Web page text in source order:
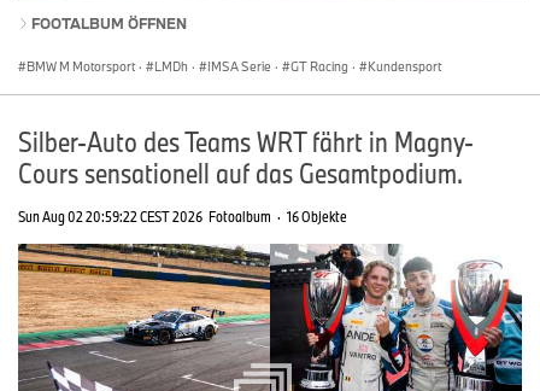
FOOTALBUM ÖFFNEN
BMW M Motorsport · LMDh · IMSA Serie · GT Racing · Kundensport
Silber-Auto des Teams WRT fährt in Magny-
Cours sensationell auf das Gesamtpodium.
Sun Aug 02 20:59:22 CEST 2026 Fotoalbum · 16 Objekte